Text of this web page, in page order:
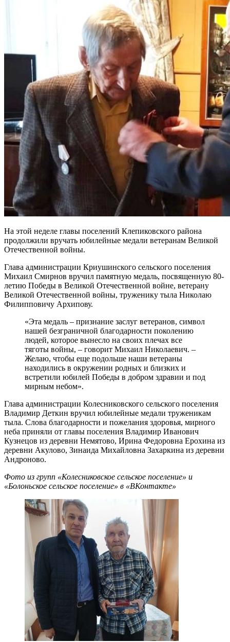
На этой неделе главы поселений Клепиковского района
продолжили вручать юбилейные медали ветеранам Великой
Отечественной войны.
Глава администрации Криушинского сельского поселения
Михаил Смирнов вручил памятную медаль, посвященную 80-
летию Победы в Великой Отечественной войне, ветерану
Великой Отечественной войны, труженику тыла Николаю
Филипповичу Архипову.
«Эта медаль – признание заслуг ветеранов, символ
нашей безграничной благодарности поколению
людей, которое вынесло на своих плечах все
тяготы войны, – говорит Михаил Николаевич. –
Желаю, чтобы еще подольше наши ветераны
находились в окружении родных и близких и
встретили юбилей Победы в добром здравии и под
мирным небом».
Глава администрации Колесниковского сельского поселения
Владимир Деткин вручил юбилейные медали труженикам
тыла. Слова благодарности и пожелания здоровья, мирного
неба приняли от главы поселения Владимир Иванович
Кузнецов из деревни Немятово, Ирина Федоровна Ерохина из
деревни Акулово, Зинаида Михайловна Захаркина из деревни
Андроново.
Фото из групп «Колесниковское сельское поселение» и
«Болоньское сельское поселение» в «ВКонтакте»